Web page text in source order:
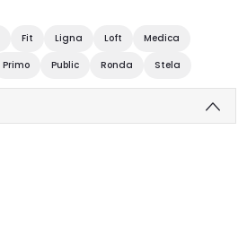
Fit Ligna Loft
Medica
Primo Public Ronda Stela